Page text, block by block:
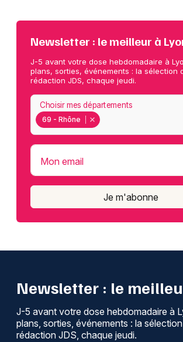
Newsletter : le meilleur à
J-5 avant votre dose hebdomadaire à
plans, sorties, événements : la sélection
rédaction JDS, chaque jeudi.
69 - Rhône
Choisir mes départements
Mon email
Je m'abonne
Newsletter : le
J-5 avant votre dose hebdomadaire à
plans, sorties, événements : la
rédaction JDS, chaque jeudi.